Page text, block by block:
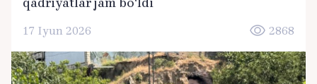
17 Iyun 2026 2868